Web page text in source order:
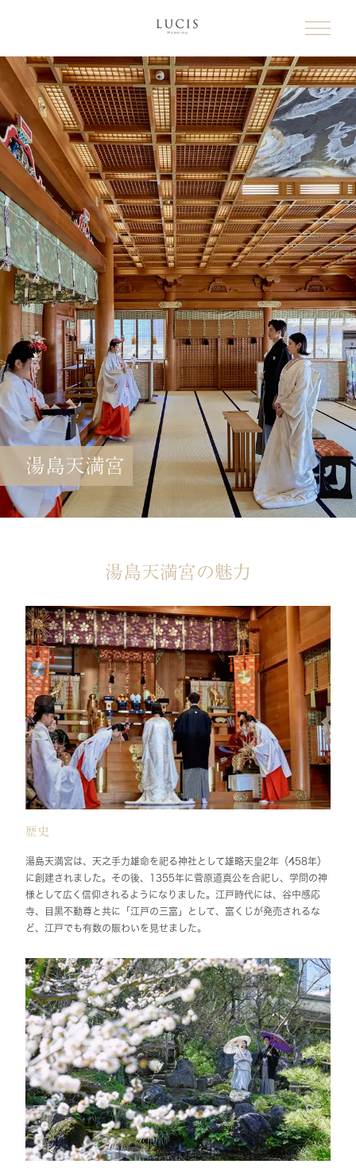
湯島天満宮
湯島天満宮の魅力
歴史
湯島天満宮は、天之手力雄命を祀る神社として雄略天皇2年（458年）
に創建されました。その後、1355年に菅原道真公を合祀し、学問の神
様として広く信仰されるようになりました。江戸時代には、谷中感応
寺、目黒不動尊と共に「江戸の三富」として、富くじが発売されるな
ど、江戸でも有数の賑わいを見せました。